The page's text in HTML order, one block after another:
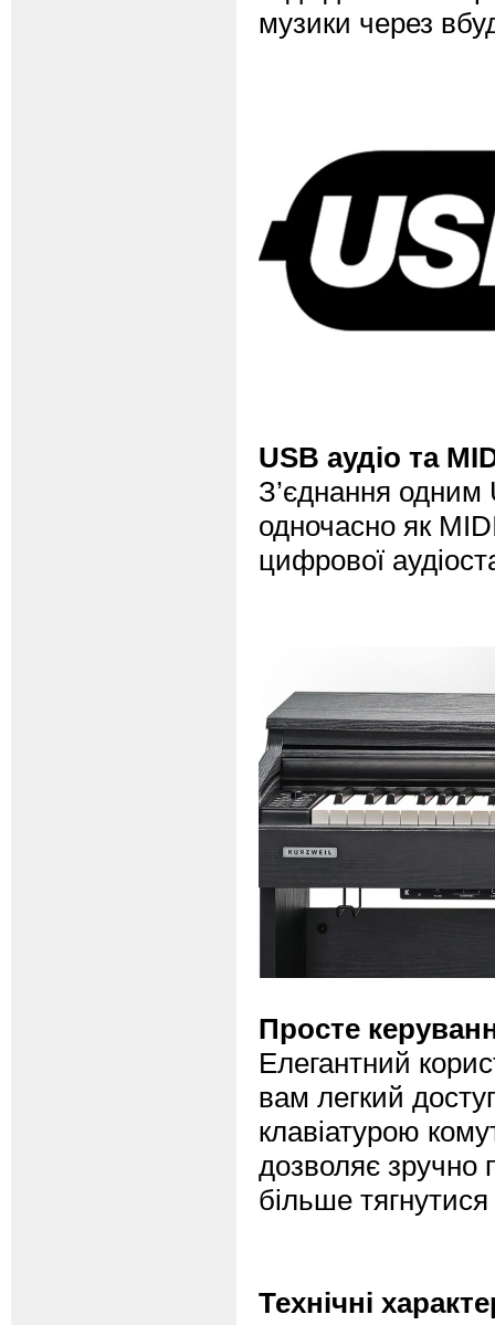
музики через
USB аудіо та
З’єднання одним
одночасно як
цифрової
Просте
Елегантний
вам легкий
клавіатурою
дозволяє зручно
більше
Технічні